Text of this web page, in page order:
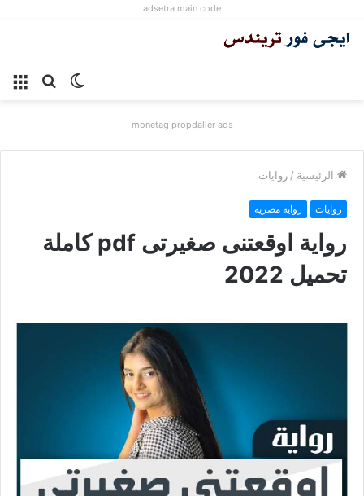
adsetra main code
بحث الوضع
monetag propdaller ads
الرئيسية / روايات
روايات رواية مصرية
رواية اوقعتنى صغيرتى pdf كاملة
تحميل 2022